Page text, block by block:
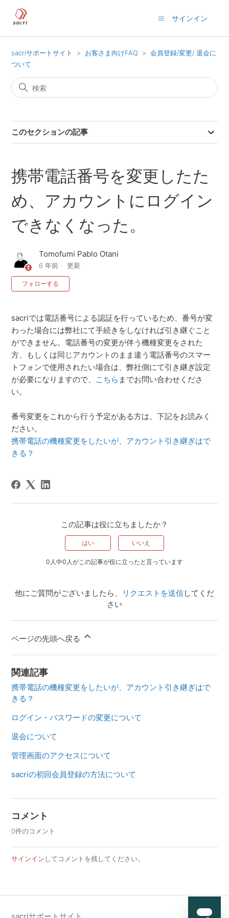
サインイン
sacriサポートサイト お客さま向けFAQ
会員登録/変更/ 退会に
ついて
このセクションの記事
携帯電話番号を変更したた
め、アカウントにログイン
できなくなった。
Tomofumi Pablo Otani
6 年前 更新
フォローする
sacriでは電話番号による認証を行っているため、番号が変
わった場合には弊社にて手続きをしなければ引き継ぐこと
ができません。電話番号の変更が伴う機種変更をされた
方、もしくは同じアカウントのまま違う電話番号のスマー
トフォンで使用されたい場合は、弊社側にて引き継ぎ設定
が必要になりますので、 こちら までお問い合わせくださ
い。
番号変更をこれから行う予定がある方は、下記をお読みく
ださい。
携帯電話の機種変更をしたいが、アカウント引き継ぎはで
きる？
この記事は役に立ちましたか？
はい いいえ
0人中0人がこの記事が役に立ったと言っています
他にご質問がございましたら、 リクエストを送信してくだ
さい
ページの先頭へ戻る
関連記事
携帯電話の機種変更をしたいが、アカウント引き継ぎはで
きる？
ログイン・パスワードの変更について
退会について
管理画面のアクセスについて
sacriの初回会員登録の方法について
コメント
0件のコメント
サインインしてコメントを残してください。